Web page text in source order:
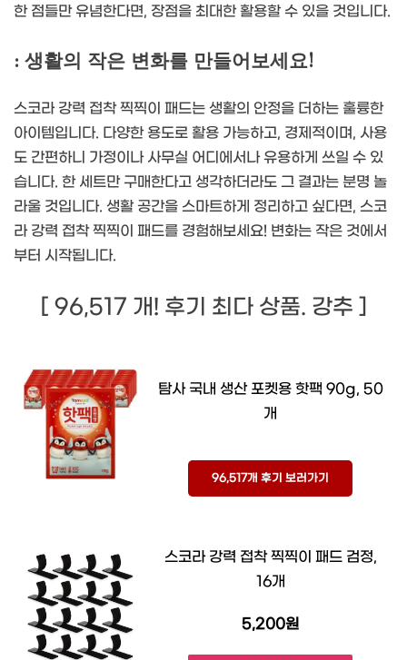
한 점들만 유념한다면, 장점을 최대한 활용할 수 있을 것입니다.
: 생활의 작은 변화를 만들어보세요!
스코라 강력 접착 찍찍이 패드는 생활의 안정을 더하는 훌륭한
아이템입니다. 다양한 용도로 활용 가능하고, 경제적이며, 사용
도 간편하니 가정이나 사무실 어디에서나 유용하게 쓰일 수 있
습니다. 한 세트만 구매한다고 생각하더라도 그 결과는 분명 놀
라울 것입니다. 생활 공간을 스마트하게 정리하고 싶다면, 스코
라 강력 접착 찍찍이 패드를 경험해보세요! 변화는 작은 것에서
부터 시작됩니다.
[ 96,517 개! 후기 최다 상품. 강추 ]
탐사 국내 생산 포켓용 핫팩 90g, 50
개
96,517개 후기 보러가기
스코라 강력 접착 찍찍이 패드 검정,
16개
5,200원